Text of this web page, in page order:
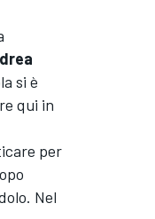
si è
qui in
per
Nel